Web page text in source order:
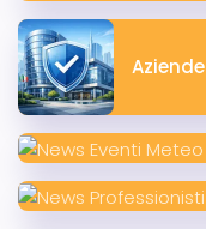
Aziende